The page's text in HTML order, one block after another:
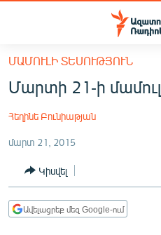
Մատչելիության
հիմնական
բովանդակությանը
հիմնական
մենյուին
ՀԱՅԱՍՏԱՆ
ՔԱՂԱՔԱԿԱՆ
ԸՆՏՐՈՒԹՅՈՒՆՆԵՐ 2026
ԻՐԱՎՈՒՆՔ
ՀԱՍԱՐԱԿՈՒԹՅՈՒՆ
ՄԱՄՈՒԼԻ ՏԵՍՈՒԹՅՈՒՆ
Մարտի 21-ի մամուլ
Հեղինե Բունիաթյան
մարտ 21, 2015
Կիսվել
Ավելացրեք մեզ Google-ում